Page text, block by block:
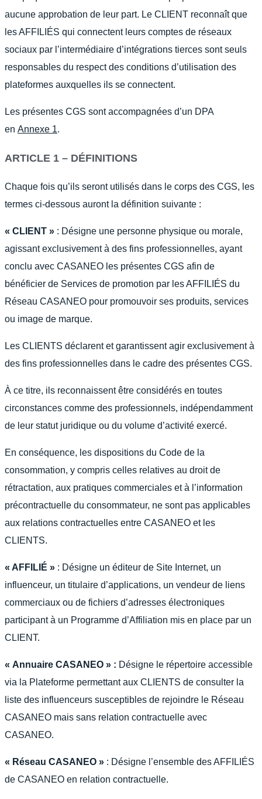
aucune approbation de leur part. Le CLIENT reconnaît que
les AFFILIÉS qui connectent leurs comptes de réseaux
sociaux par l’intermédiaire d’intégrations tierces sont seuls
responsables du respect des conditions d’utilisation des
plateformes auxquelles ils se connectent.
Les présentes CGS sont accompagnées d’un DPA
en Annexe 1.
ARTICLE 1 – DÉFINITIONS
Chaque fois qu’ils seront utilisés dans le corps des CGS, les
termes ci-dessous auront la définition suivante :
« CLIENT » : Désigne une personne physique ou morale,
agissant exclusivement à des fins professionnelles, ayant
conclu avec CASANEO les présentes CGS afin de
bénéficier de Services de promotion par les AFFILIÉS du
Réseau CASANEO pour promouvoir ses produits, services
ou image de marque.
Les CLIENTS déclarent et garantissent agir exclusivement à
des fins professionnelles dans le cadre des présentes CGS.
À ce titre, ils reconnaissent être considérés en toutes
circonstances comme des professionnels, indépendamment
de leur statut juridique ou du volume d’activité exercé.
En conséquence, les dispositions du Code de la
consommation, y compris celles relatives au droit de
rétractation, aux pratiques commerciales et à l’information
précontractuelle du consommateur, ne sont pas applicables
aux relations contractuelles entre CASANEO et les
CLIENTS.
« AFFILIÉ » : Désigne un éditeur de Site Internet, un
influenceur, un titulaire d’applications, un vendeur de liens
commerciaux ou de fichiers d’adresses électroniques
participant à un Programme d’Affiliation mis en place par un
CLIENT.
« Annuaire CASANEO » : Désigne le répertoire accessible
via la Plateforme permettant aux CLIENTS de consulter la
liste des influenceurs susceptibles de rejoindre le Réseau
CASANEO mais sans relation contractuelle avec
CASANEO.
« Réseau CASANEO » : Désigne l’ensemble des AFFILIÉS
de CASANEO en relation contractuelle.